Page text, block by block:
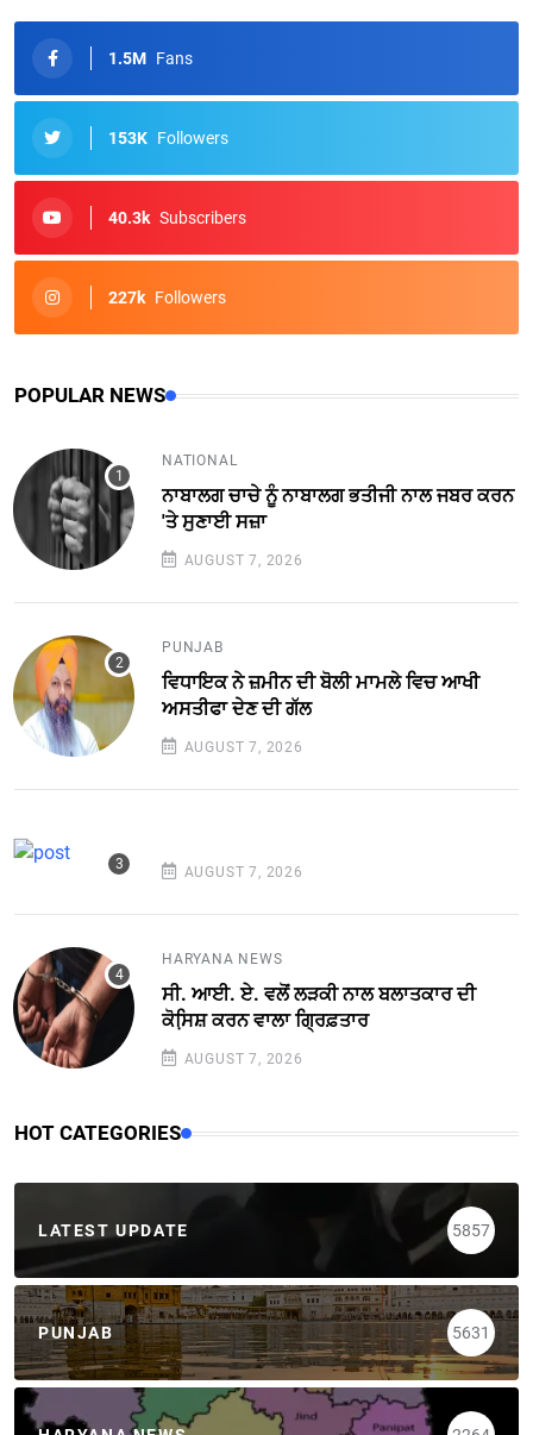
1.5M Fans
153K Followers
40.3k Subscribers
227k Followers
POPULAR NEWS
NATIONAL
ਨਾਬਾਲਗ ਚਾਚੇ ਨੂੰ ਨਾਬਾਲਗ ਭਤੀਜੀ ਨਾਲ ਜਬਰ ਕਰਨ
'ਤੇ ਸੁਣਾਈ ਸਜ਼ਾ
AUGUST 7, 2026
PUNJAB
ਵਿਧਾਇਕ ਨੇ ਜ਼ਮੀਨ ਦੀ ਬੋਲੀ ਮਾਮਲੇ ਵਿਚ ਆਖੀ
ਅਸਤੀਫਾ ਦੇਣ ਦੀ ਗੱਲ
AUGUST 7, 2026
AUGUST 7, 2026
HARYANA NEWS
ਸੀ. ਆਈ. ਏ. ਵਲੋਂ ਲੜਕੀ ਨਾਲ ਬਲਾਤਕਾਰ ਦੀ
ਕੋਸਿ਼ਸ਼ ਕਰਨ ਵਾਲਾ ਗ੍ਰਿਫ਼ਤਾਰ
AUGUST 7, 2026
HOT CATEGORIES
LATEST UPDATE 5857
PUNJAB 5631